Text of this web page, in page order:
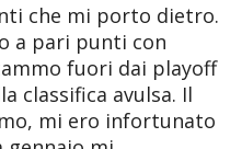
che mi porto dietro.
a pari punti con
fuori dai playoff
classifica avulsa. Il
mi ero infortunato